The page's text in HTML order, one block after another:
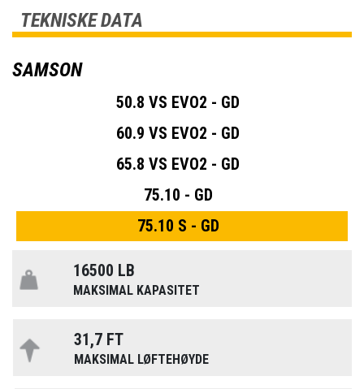
TEKNISKE DATA
SAMSON
50.8 VS EVO2 - GD
60.9 VS EVO2 - GD
65.8 VS EVO2 - GD
75.10 - GD
75.10 S - GD
16500 LB
MAKSIMAL KAPASITET
31,7 FT
MAKSIMAL LØFTEHØYDE